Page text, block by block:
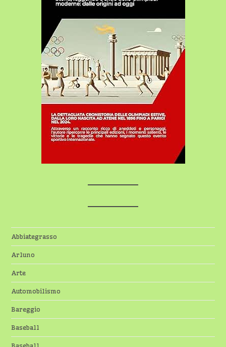
Abbiategrasso
Arluno
Arte
Automobilismo
Bareggio
Baseball